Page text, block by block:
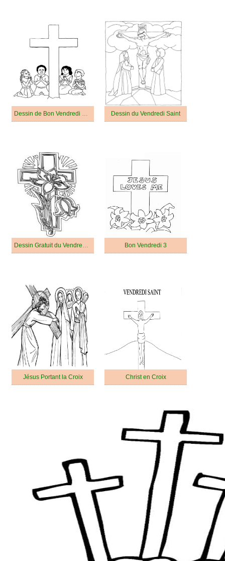
Dessin de Bon Vendredi Gratuit Dessin du Vendredi Saint
Dessin Gratuit du Vendredi Saint Bon Vendredi 3
Jésus Portant la Croix Christ en Croix